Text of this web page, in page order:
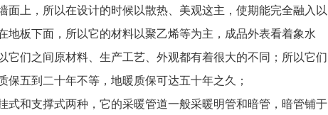
面上，所以在设计的时候以散热、美观这主，使期能完全融入以
地板下面，所以它的材料以聚乙烯等为主，成品外表看着象水
它们之间原材料、生产工艺、外观都有着很大的不同；所以它们
五到二十年不等，地暖质保可达五十年之久；
式和支撑式两种，它的采暖管道一般采暖明管和暗管，暗管铺于